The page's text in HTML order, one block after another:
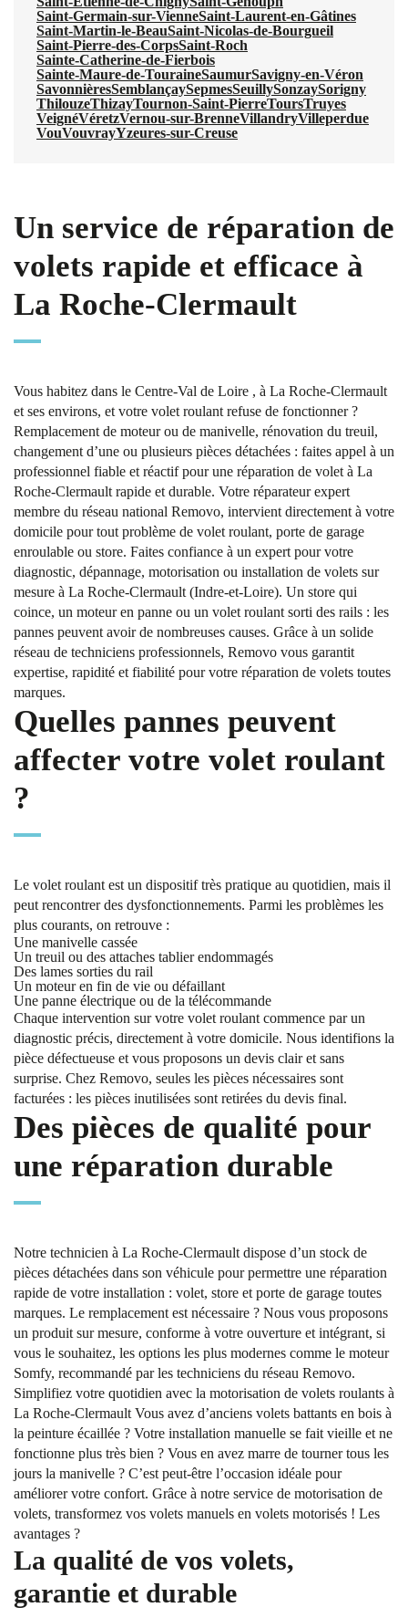
Saint-Germain-sur-VienneSaint-Laurent-en-Gâtines
Saint-Martin-le-BeauSaint-Nicolas-de-Bourgueil
Saint-Pierre-des-CorpsSaint-Roch
Sainte-Catherine-de-Fierbois
Sainte-Maure-de-TouraineSaumurSavigny-en-Véron
SavonnièresSemblançaySepmesSeuillySonzaySorigny
ThilouzeThizayTournon-Saint-PierreToursTruyes
VeignéVéretzVernou-sur-BrenneVillandryVilleperdue
VouVouvrayYzeures-sur-Creuse
Un service de réparation de
volets rapide et efficace à
La Roche-Clermault
Vous habitez dans le Centre-Val de Loire , à La Roche-Clermault
et ses environs, et votre volet roulant refuse de fonctionner ?
Remplacement de moteur ou de manivelle, rénovation du treuil,
changement d’une ou plusieurs pièces détachées : faites appel à un
professionnel fiable et réactif pour une réparation de volet à La
Roche-Clermault rapide et durable. Votre réparateur expert
membre du réseau national Removo, intervient directement à votre
domicile pour tout problème de volet roulant, porte de garage
enroulable ou store. Faites confiance à un expert pour votre
diagnostic, dépannage, motorisation ou installation de volets sur
mesure à La Roche-Clermault (Indre-et-Loire). Un store qui
coince, un moteur en panne ou un volet roulant sorti des rails : les
pannes peuvent avoir de nombreuses causes. Grâce à un solide
réseau de techniciens professionnels, Removo vous garantit
expertise, rapidité et fiabilité pour votre réparation de volets toutes
marques.
Quelles pannes peuvent
affecter votre volet roulant
?
Le volet roulant est un dispositif très pratique au quotidien, mais il
peut rencontrer des dysfonctionnements. Parmi les problèmes les
plus courants, on retrouve :
Une manivelle cassée
Un treuil ou des attaches tablier endommagés
Des lames sorties du rail
Un moteur en fin de vie ou défaillant
Une panne électrique ou de la télécommande
Chaque intervention sur votre volet roulant commence par un
diagnostic précis, directement à votre domicile. Nous identifions la
pièce défectueuse et vous proposons un devis clair et sans
surprise. Chez Removo, seules les pièces nécessaires sont
facturées : les pièces inutilisées sont retirées du devis final.
Des pièces de qualité pour
une réparation durable
Notre technicien à La Roche-Clermault dispose d’un stock de
pièces détachées dans son véhicule pour permettre une réparation
rapide de votre installation : volet, store et porte de garage toutes
marques. Le remplacement est nécessaire ? Nous vous proposons
un produit sur mesure, conforme à votre ouverture et intégrant, si
vous le souhaitez, les options les plus modernes comme le moteur
Somfy, recommandé par les techniciens du réseau Removo.
Simplifiez votre quotidien avec la motorisation de volets roulants à
La Roche-Clermault Vous avez d’anciens volets battants en bois à
la peinture écaillée ? Votre installation manuelle se fait vieille et ne
fonctionne plus très bien ? Vous en avez marre de tourner tous les
jours la manivelle ? C’est peut-être l’occasion idéale pour
améliorer votre confort. Grâce à notre service de motorisation de
volets, transformez vos volets manuels en volets motorisés ! Les
avantages ?
La qualité de vos volets,
garantie et durable